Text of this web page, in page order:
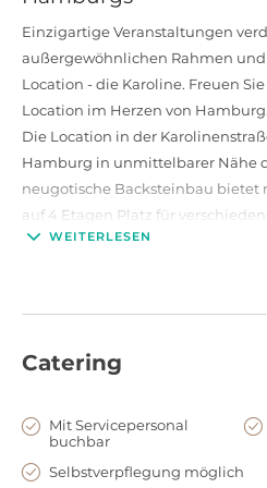
Einzigartige Veranstaltungen
außergewöhnlichen Rahmen
Location - die Karoline. Freuen
Location im Herzen von Hamburg.
Die Location in der
Hamburg in unmittelbarer Nähe
neugotische Backsteinbau bietet
auf 4 Etagen Platz für
Ein durch das Vordach der
Ihr Event in der
Die Karoline bietet bis zu 1000
hervorragend für Tagungen,
Meetings und außergewöhnliche
Säulen sowie eine große
WEITERLESEN
Catering
Mit Servicepersonal
buchbar
Selbstverpflegung möglich